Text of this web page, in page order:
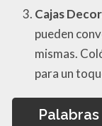
Cajas
pueden
mismas.
para un